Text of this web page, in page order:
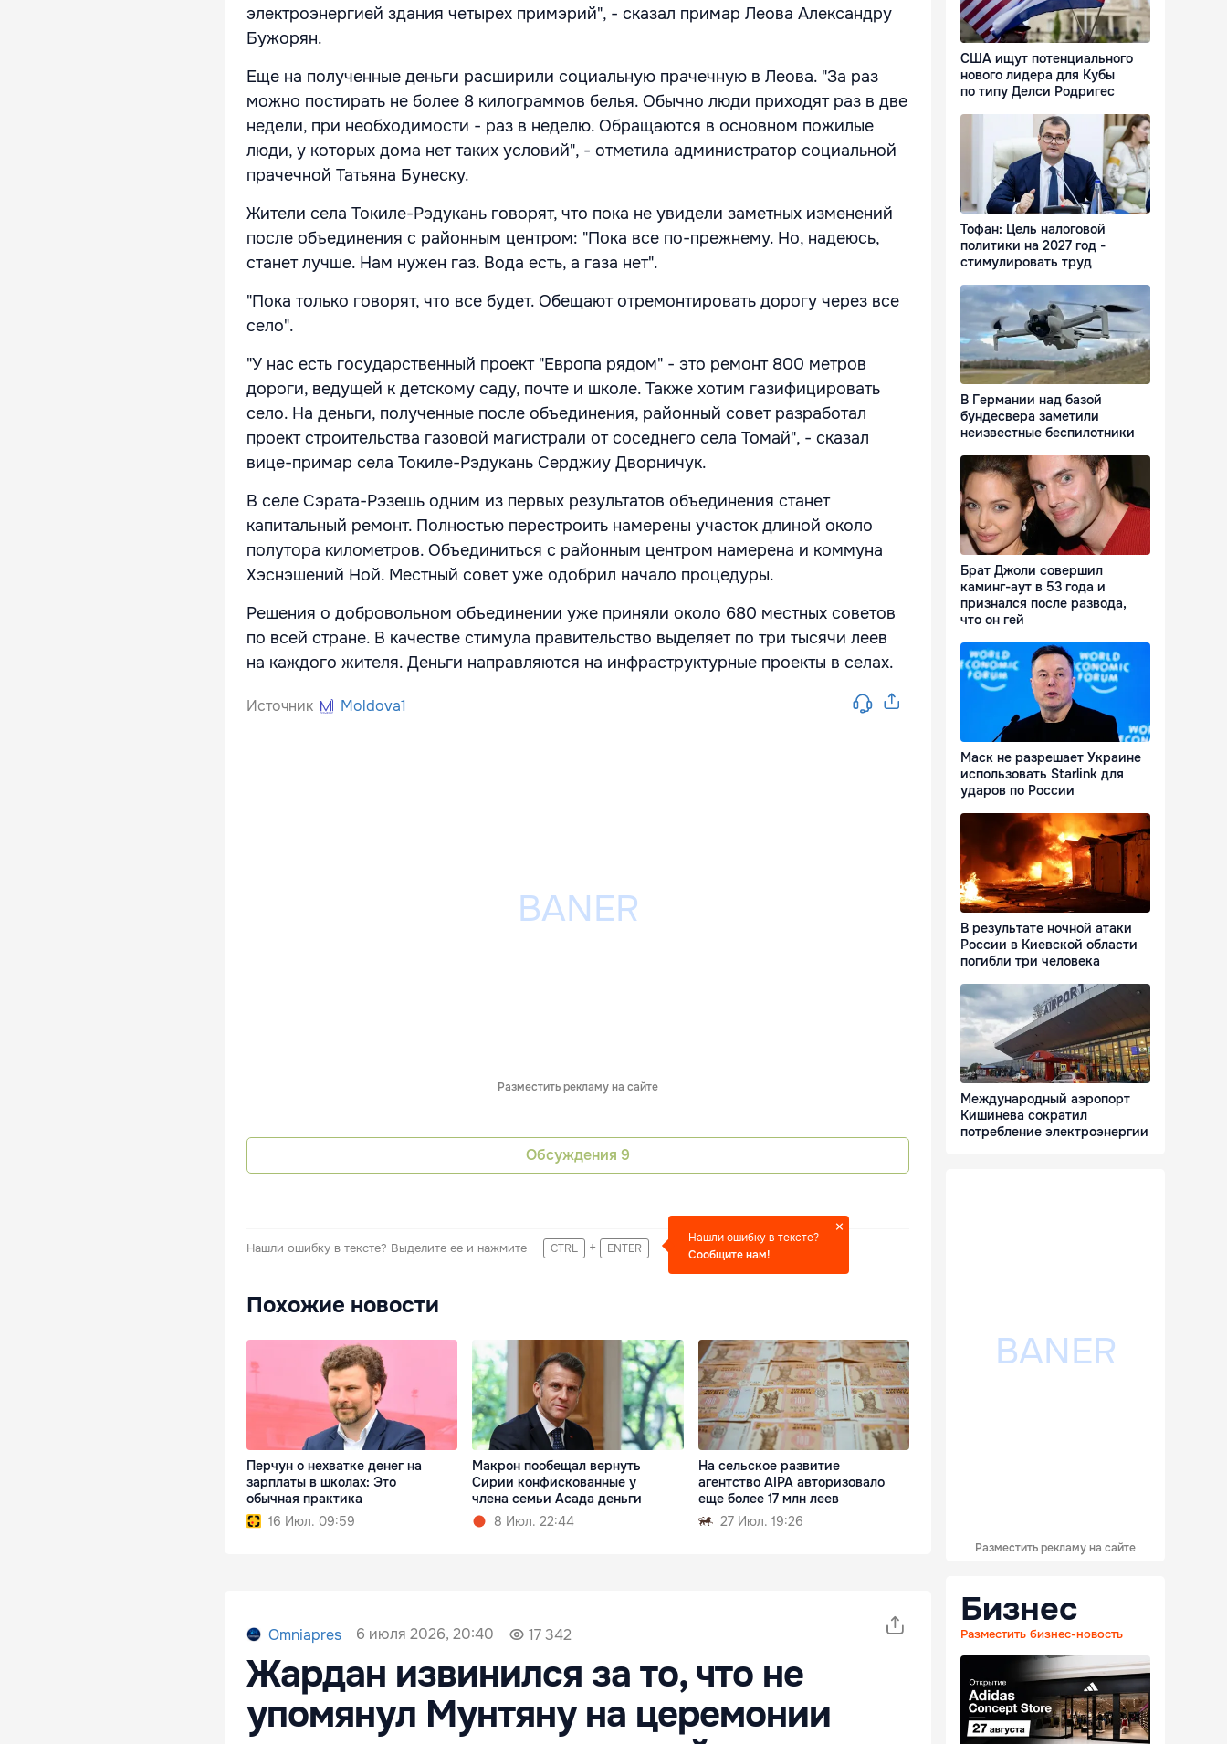
электроэнергией здания четырех примэрий", - сказал примар Леова Александру
Бужорян.
Еще на полученные деньги расширили социальную прачечную в Леова. "За раз
можно постирать не более 8 килограммов белья. Обычно люди приходят раз в две
недели, при необходимости - раз в неделю. Обращаются в основном пожилые
люди, у которых дома нет таких условий", - отметила администратор социальной
прачечной Татьяна Бунеску.
Жители села Токиле-Рэдукань говорят, что пока не увидели заметных изменений
после объединения с районным центром: "Пока все по-прежнему. Но, надеюсь,
станет лучше. Нам нужен газ. Вода есть, а газа нет".
"Пока только говорят, что все будет. Обещают отремонтировать дорогу через все
село".
"У нас есть государственный проект "Европа рядом" - это ремонт 800 метров
дороги, ведущей к детскому саду, почте и школе. Также хотим газифицировать
село. На деньги, полученные после объединения, районный совет разработал
проект строительства газовой магистрали от соседнего села Томай", - сказал
вице-примар села Токиле-Рэдукань Серджиу Дворничук.
В селе Сэрата-Рэзешь одним из первых результатов объединения станет
капитальный ремонт. Полностью перестроить намерены участок длиной около
полутора километров. Объединиться с районным центром намерена и коммуна
Хэснэшений Ной. Местный совет уже одобрил начало процедуры.
Решения о добровольном объединении уже приняли около 680 местных советов
по всей стране. В качестве стимула правительство выделяет по три тысячи леев
на каждого жителя. Деньги направляются на инфраструктурные проекты в селах.
Источник Moldova1
Разместить рекламу на сайте
Обсуждения 9
Нашли ошибку в тексте? Выделите ее и нажмите CTRL + ENTER
Нашли ошибку в тексте?
Сообщите нам!
Похожие новости
Перчун о нехватке денег на
зарплаты в школах: Это
обычная практика
16 Июл. 09:59
Макрон пообещал вернуть
Сирии конфискованные у
члена семьи Асада деньги
8 Июл. 22:44
На сельское развитие
агентство AIPA авторизовало
еще более 17 млн леев
27 Июл. 19:26
Omniapres 6 июля 2026, 20:40 17 342
Жардан извинился за то, что не
упомянул Мунтяну на церемонии
США ищут потенциального
нового лидера для Кубы
по типу Делси Родригес
Тофан: Цель налоговой
политики на 2027 год -
стимулировать труд
В Германии над базой
бундесвера заметили
неизвестные беспилотники
Брат Джоли совершил
каминг-аут в 53 года и
признался после развода,
что он гей
Маск не разрешает Украине
использовать Starlink для
ударов по России
В результате ночной атаки
России в Киевской области
погибли три человека
Международный аэропорт
Кишинева сократил
потребление электроэнергии
Разместить рекламу на сайте
Бизнес
Разместить бизнес-новость